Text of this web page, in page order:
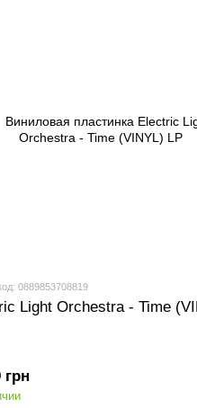
0889853708819
Light Orchestra - Time
грн